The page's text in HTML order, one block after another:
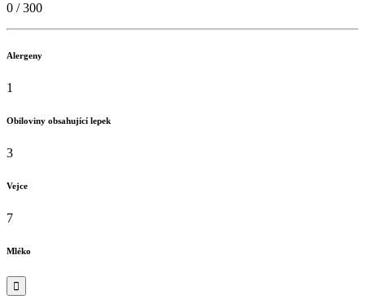
0 /300
Alergeny
1
Obiloviny obsahující lepek
3
Vejce
7
Mléko
